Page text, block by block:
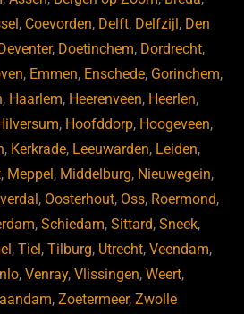
, Coevorden, Delft, Delfzijl , Den
Deventer, Doetinchem, Dordrecht,
, Emmen, Enschede, Gorinchem,
, Haarlem, Heerenveen, Heerlen,
, Hoofddorp, Hoogeveen,
, Kerkrade, Leeuwarden, Leiden,
, Meppel , Middelburg, Nieuwegein,
, Oosterhout, Oss, Roermond,
, Schiedam, Sittard, Sneek,
,Tiel ,Tilburg, Utrecht,Veendam,
,Venray,Vlissingen,Weert,
,Zoetermeer,Zwolle